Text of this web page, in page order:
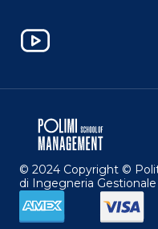
YouTube
© 2024 Copyright ©
di Ingegneria Gestionale